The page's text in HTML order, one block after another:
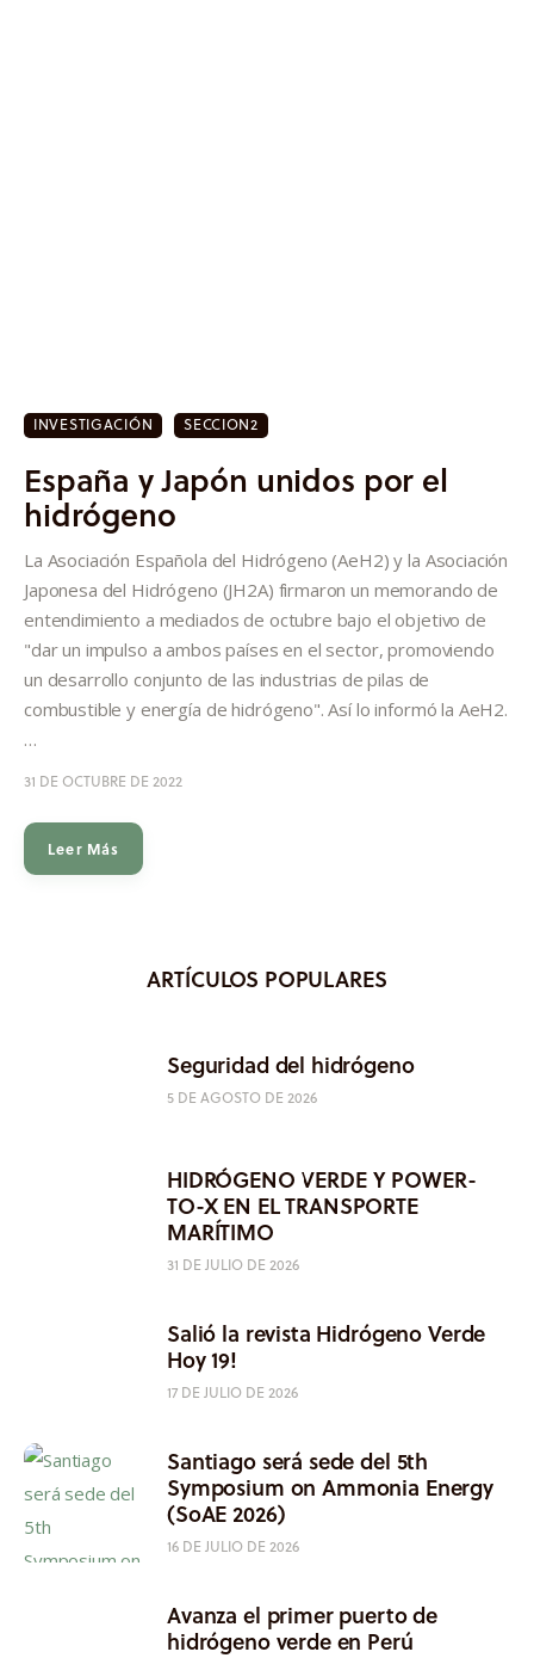
Inicio
Actualidad
Investigación
Proyectos
Informes
INVESTIGACIÓN SECCION2
España y Japón unidos por el
hidrógeno
La Asociación Española del Hidrógeno (AeH2) y la Asociación
Japonesa del Hidrógeno (JH2A) firmaron un memorando de
entendimiento a mediados de octubre bajo el objetivo de
"dar un impulso a ambos países en el sector, promoviendo
un desarrollo conjunto de las industrias de pilas de
combustible y energía de hidrógeno". Así lo informó la AeH2.
…
31 DE OCTUBRE DE 2022
Leer Más
ARTÍCULOS POPULARES
Seguridad del hidrógeno
5 DE AGOSTO DE 2026
HIDRÓGENO VERDE Y POWER-
TO-X EN EL TRANSPORTE
MARÍTIMO
31 DE JULIO DE 2026
Salió la revista Hidrógeno Verde
Hoy 19!
17 DE JULIO DE 2026
Santiago será sede del 5th
Symposium on Ammonia Energy
(SoAE 2026)
16 DE JULIO DE 2026
Avanza el primer puerto de
hidrógeno verde en Perú